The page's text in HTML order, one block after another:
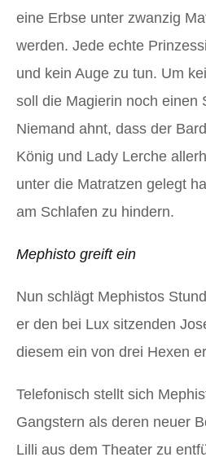
eine Erbse unter zwanzig
werden. Jede echte
und kein Auge zu tun. Um
soll die Magierin noch einen
Niemand ahnt, dass der
König und Lady Lerche
unter die Matratzen gelegt
am Schlafen zu hindern.
Mephisto greift ein
Nun schlägt Mephistos
er den bei Lux sitzenden
diesem ein von drei Hexen
Telefonisch stellt sich
Gangstern als deren neuer
Lilli aus dem Theater zu